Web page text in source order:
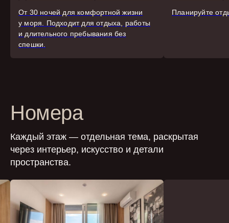
От 30 ночей для комфортной жизни
у моря. Подходит для отдыха, работы
и длительного пребывания без
спешки.
Планируйте
Номера
Каждый этаж — отдельная тема, раскрытая
через интерьер, искусство и детали
пространства.